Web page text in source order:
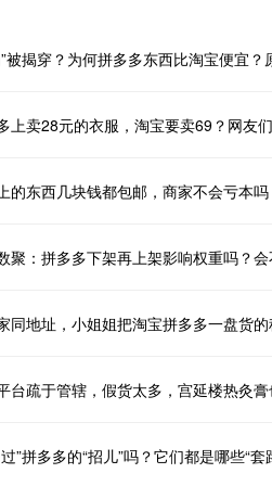
被揭穿？为何拼多多东西比淘宝便宜
上卖28元的衣服，淘宝要卖69？网友
的东西几块钱都包邮，商家不会亏本
聚：拼多多下架再上架影响权重吗？会
同地址，小姐姐把淘宝拼多多一盘货
台疏于管辖，假货太多，宫延楼热灸
”拼多多的“招儿”吗？它们都是哪些“套